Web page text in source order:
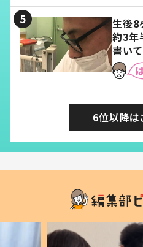
生後8
約3年
書い
6位以降は